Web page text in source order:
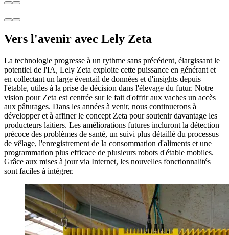
Vers l'avenir avec Lely Zeta
La technologie progresse à un rythme sans précédent, élargissant le
potentiel de l'IA, Lely Zeta exploite cette puissance en générant et
en collectant un large éventail de données et d'insights depuis
l'étable, utiles à la prise de décision dans l'élevage du futur. Notre
vision pour Zeta est centrée sur le fait d'offrir aux vaches un accès
aux pâturages. Dans les années à venir, nous continuerons à
développer et à affiner le concept Zeta pour soutenir davantage les
producteurs laitiers. Les améliorations futures incluront la détection
précoce des problèmes de santé, un suivi plus détaillé du processus
de vêlage, l'enregistrement de la consommation d'aliments et une
programmation plus efficace de plusieurs robots d'étable mobiles.
Grâce aux mises à jour via Internet, les nouvelles fonctionnalités
sont faciles à intégrer.